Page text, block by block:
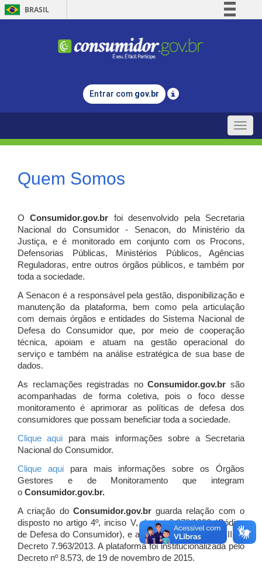
BRASIL
Comunica BR
Legislação
Entrar com gov.br
Toggle
Quem Somos
OConsumidor.gov.br
foi desenvolvido pela Secretaria
Nacional do Consumidor - Senacon, do Ministério da
Justiça, e é monitorado em conjunto com os Procons,
Defensorias Públicas, Ministérios Públicos, Agências
Reguladoras, entre outros órgãos públicos, e também por
toda a sociedade.
A Senacon é a responsável pela gestão, disponibilização e
manutenção da plataforma, bem como pela articulação
com demais órgãos e entidades do Sistema Nacional de
Defesa do Consumidor que, por meio de cooperação
técnica, apoiam e atuam na gestão operacional do
serviço e também na análise estratégica de sua base de
dados.
As reclamações registradas noConsumidor.gov.br são
acompanhadas de forma coletiva, pois o foco desse
monitoramento é aprimorar as políticas de defesa dos
consumidores que possam beneficiar toda a sociedade.
Clique aqui para mais informações sobre a Secretaria
Nacional do Consumidor.
Clique aquipara mais informações sobre os Órgãos
Gestores e de Monitoramento que integram
o Consumidor.gov.br.
A criação do Consumidor.gov.brguarda relação com o
disposto no artigo 4º, inciso V, da Lei 8.078/1990 (Código
de Defesa do Consumidor), e artigo 7º, incisos I, II e III do
Decreto 7.963/2013. A plataforma foi institucionalizada pelo
Decreto nº 8.573, de 19 de novembro de 2015.